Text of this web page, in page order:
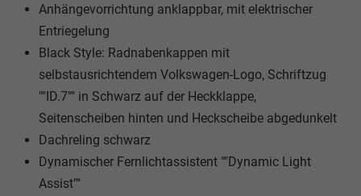
Anhängevorrichtung anklappbar, mit elektrischer
Entriegelung
Black Style: Radnabenkappen mit
selbstausrichtendem Volkswagen-Logo, Schriftzug
""ID.7"" in Schwarz auf der Heckklappe,
Seitenscheiben hinten und Heckscheibe abgedunkelt
Dachreling schwarz
Dynamischer Fernlichtassistent ""Dynamic Light
Assist""